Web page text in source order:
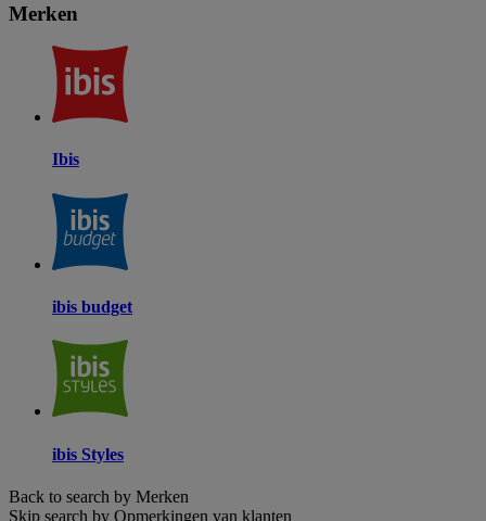
Merken
Ibis
ibis budget
ibis Styles
Back to search by Merken
Skip search by Opmerkingen van klanten